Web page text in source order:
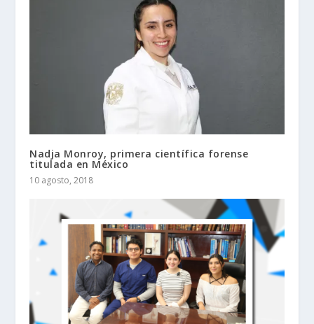
Nadja Monroy, primera científica forense
titulada en México
10 agosto, 2018